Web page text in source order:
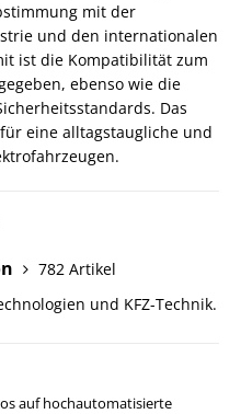
mit der
und den internationalen
ist die Kompatibilität zum
ebenso wie die
Das
eine alltagstaugliche und
782 Artikel
und KFZ-Technik.
auf hochautomatisierte